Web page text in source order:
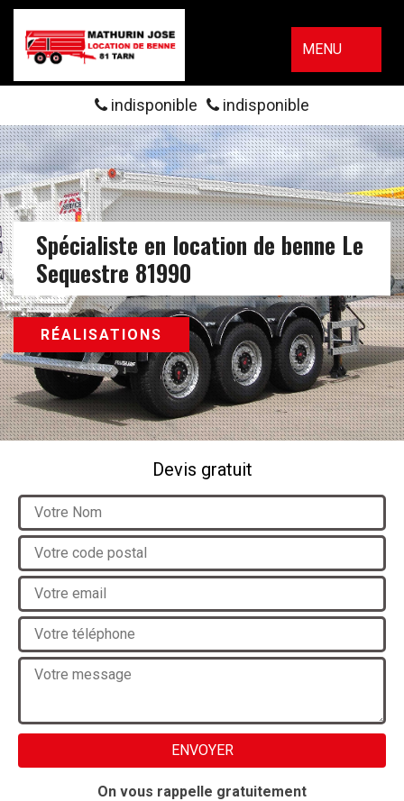
MENU
indisponible indisponible
Spécialiste en location de benne Le
Sequestre 81990
RÉALISATIONS
Devis gratuit
On vous rappelle gratuitement